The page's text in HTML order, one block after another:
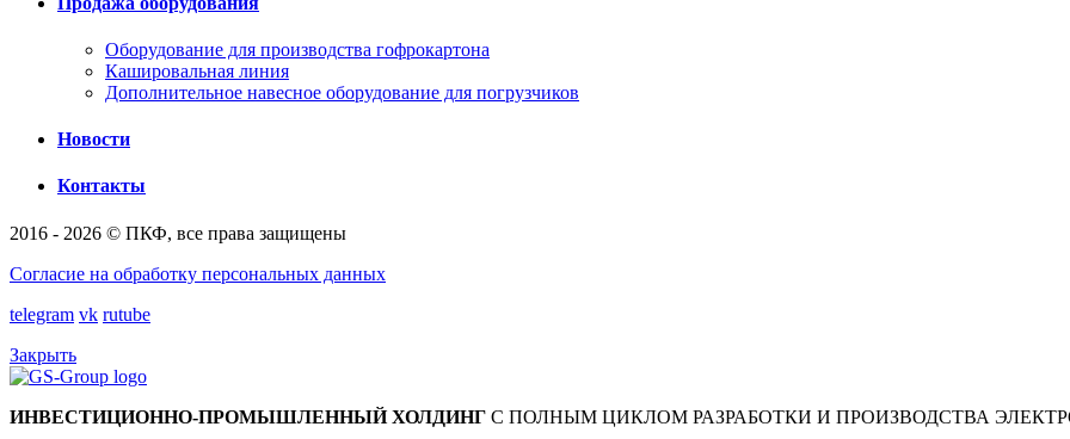
Оборудование для производства гофрокартона
Кашировальная линия
Дополнительное навесное оборудование для погрузчиков
Новости
Контакты
2016 - 2026 © ПКФ, все права защищены
Согласие на обработку персональных данных
telegram vk rutube
Закрыть
ИНВЕСТИЦИОННО-ПРОМЫШЛЕННЫЙ ХОЛДИНГ С ПОЛНЫМ ЦИКЛОМ РАЗРАБОТКИ И ПРОИЗВОДСТВА